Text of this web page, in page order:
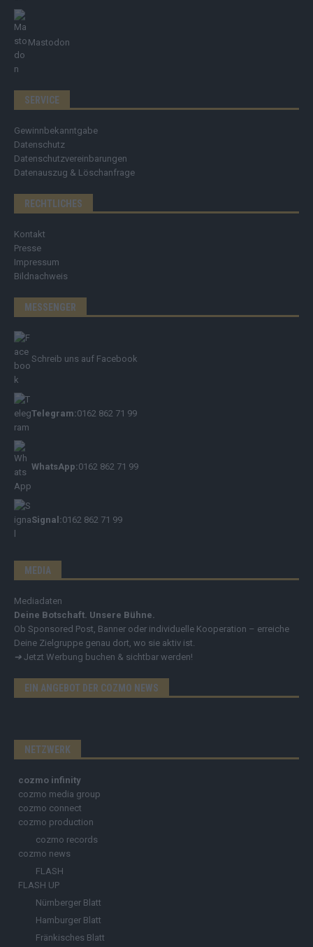
Mastodon
SERVICE
Gewinnbekanntgabe
Datenschutz
Datenschutzvereinbarungen
Datenauszug & Löschanfrage
RECHTLICHES
Kontakt
Presse
Impressum
Bildnachweis
MESSENGER
Schreib uns auf Facebook
Telegram:0162 862 71 99
WhatsApp:0162 862 71 99
Signal:0162 862 71 99
MEDIA
Mediadaten
Deine Botschaft. Unsere Bühne.
Ob Sponsored Post, Banner oder individuelle Kooperation – erreiche
Deine Zielgruppe genau dort, wo sie aktiv ist.
➔ Jetzt Werbung buchen & sichtbar werden!
EIN ANGEBOT DER COZMO NEWS
NETZWERK
cozmo infinity
cozmo media group
cozmo connect
cozmo production
cozmo records
cozmo news
FLASH
FLASH UP
Nürnberger Blatt
Hamburger Blatt
Fränkisches Blatt